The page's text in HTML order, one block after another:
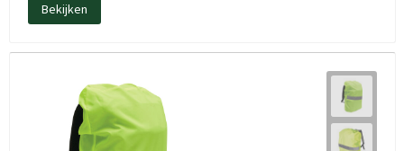
Bekijken